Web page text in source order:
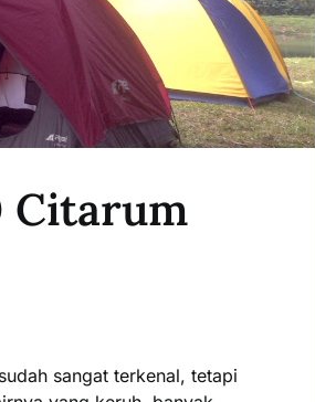
Citarum
sangat terkenal, tetapi